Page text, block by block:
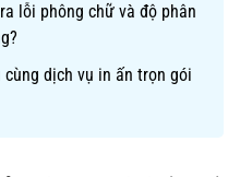
lỗi phông chữ và độ phân
dịch vụ in ấn trọn gói